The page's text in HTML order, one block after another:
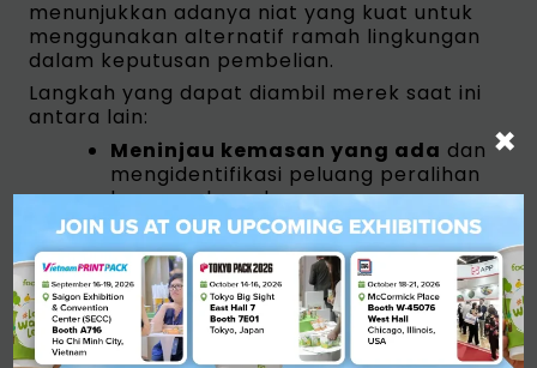
menunjukkan adanya niat yang kuat untuk
menggunakan alternatif ramah lingkungan
dalam keputusan pembelian.
Langkah yang dapat diambil merek saat ini
antara lain:
Meninjau kemasan yang ada dan
mengidentifikasi peluang peralihan
ke paperboard
Bekerja sama dengan
supplieryang memiliki sumber
daya berkelanjutan serta sertifikasi
terpercaya
Mengikuti perkembangan
inovasi materialyang
×